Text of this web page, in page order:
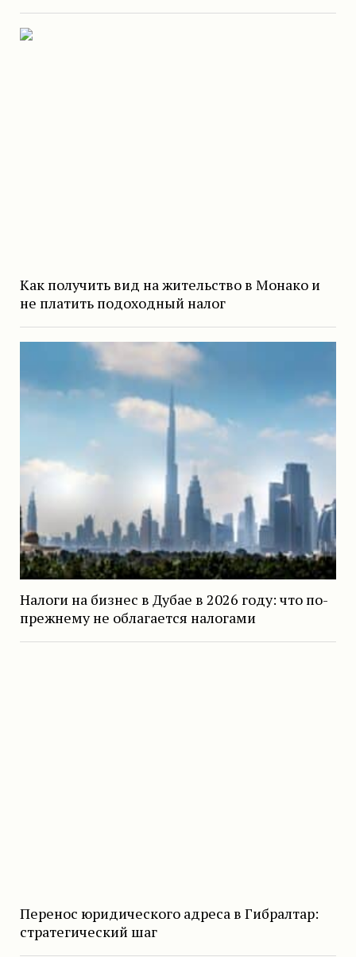
Как получить вид на жительство в Монако и
не платить подоходный налог
Налоги на бизнес в Дубае в 2026 году: что по-
прежнему не облагается налогами
Перенос юридического адреса в Гибралтар:
стратегический шаг